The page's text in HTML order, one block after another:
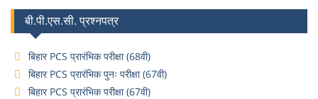
बी.पी.एस.सी. प्रश्नपत्र
बिहार PCS प्रारंभिक परीक्षा (68वी)
बिहार PCS प्रारंभिक पुनः परीक्षा (67वी)
बिहार PCS प्रारंभिक परीक्षा (67वी)